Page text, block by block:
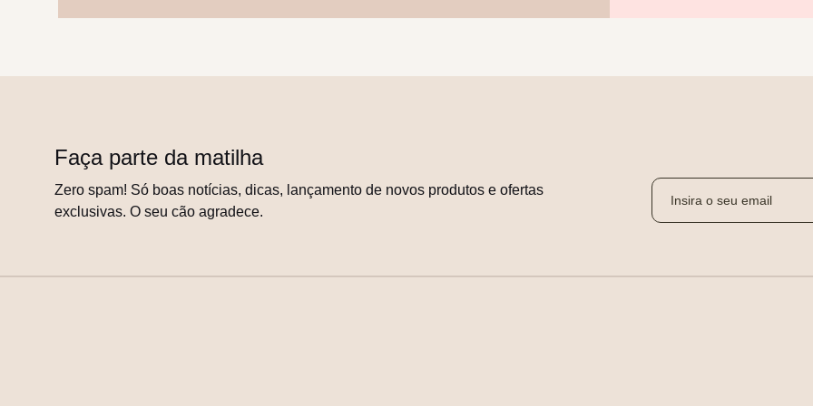
Faça parte da matilha
Zero spam! Só boas notícias, dicas, lançamento de novos produtos e ofertas
exclusivas. O seu cão agradece.